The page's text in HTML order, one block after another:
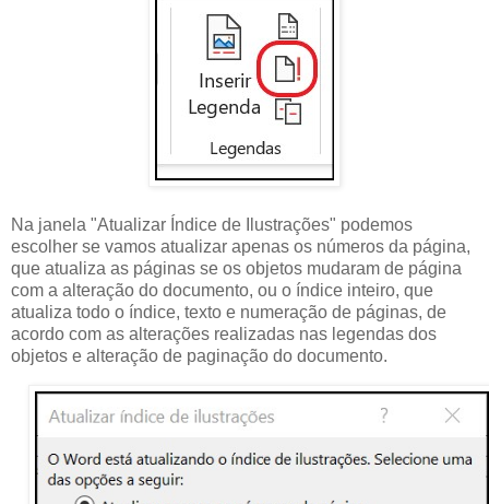
Na janela "Atualizar Índice de Ilustrações" podemos
escolher se vamos atualizar apenas os números da página,
que atualiza as páginas se os objetos mudaram de página
com a alteração do documento, ou o índice inteiro, que
atualiza todo o índice, texto e numeração de páginas, de
acordo com as alterações realizadas nas legendas dos
objetos e alteração de paginação do documento.